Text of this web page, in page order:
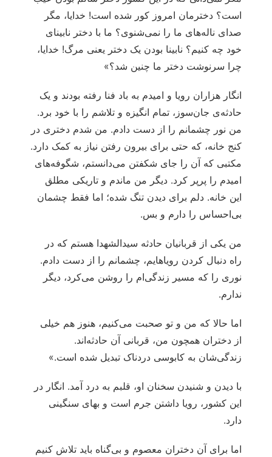
است؟ دخترمان امروز کور شده است! خدایا، مگر
صدای ناله‌های ما را نمی‌شنوی؟ ما با دختر نابینای‌
خود چه کنیم؟ نابینا بودن یک دختر یعنی مرگ! خدایا،
چرا سرنوشت دختر ما چنین شد؟»
انگار هزاران رویا و امیدم به باد فنا رفته بودند و یک
حادثه‌ی جان‌سوز، تمام انگیزه و تلاشم را با خود برد.
من نور چشمانم را از دست دادم. من شدم دختری در
کنج خانه، که حتی برای بیرون رفتن نیاز به کمک دارد.
مکتبی که آن را جای شکفتن می‌دانستم، شگوفه‌های
امیدم را پرپر کرد. دیگر من ماندم و تاریکی مطلق
این خانه. دلم برای دیدن تنگ شده؛ اما فقط چشمان
بی‌احساس را دارم و بس.
من یکی از قربانیان حادثه سیدالشهدا هستم که در
راه دنبال کردن رویاهایم، چشمانم را از دست دادم.
نوری را که مسیر زندگی‌ام را روشن می‌کرد، دیگر
ندارم.
اما حالا که من و تو صحبت می‌کنیم، هنوز هم خیلی
از دختران همچون من، قربانی آن حادثه‌اند.
زندگی‌شان به کابوسی دردناک تبدیل شده است.»
با دیدن و شنیدن سخنان او، قلبم به درد آمد. انگار در
این کشور، رویا داشتن جرم است و بهای سنگینی
دارد.
اما برای آن دختران معصوم و بی‌گناه باید تلاش کنیم